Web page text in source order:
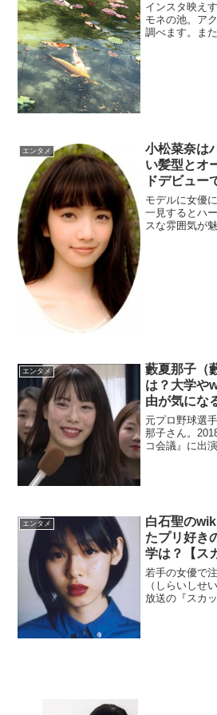
インスタ映え
モネの池。ア
調べます。ま
エンタメ
小松菜奈は
い髪型とオ
ドデビュー
モデルに女優
一見するとハ
スな雰囲気が
エンタメ
藪夏那子（
は？大学や
由が気にな
元プロ野球選
那子さん。
コ会議』に出
エンタメ
白石聖の
たプリ好き
学は？【ス
若手の女優で
（しらいしせ
放送の『スカ